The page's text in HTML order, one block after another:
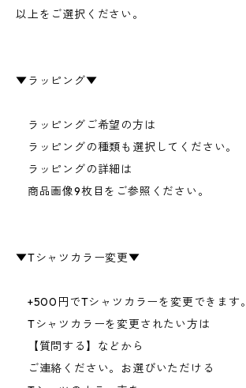
以上をご選択ください。
▼ラッピング▼
ラッピングご希望の方は
ラッピングの種類も選択してください。
ラッピングの詳細は
商品画像9枚目をご参照ください。
▼Tシャツカラー変更▼
+500円でTシャツカラーを変更できます。
Tシャツカラーを変更されたい方は
【質問する】などから
ご連絡ください。お選びいただける